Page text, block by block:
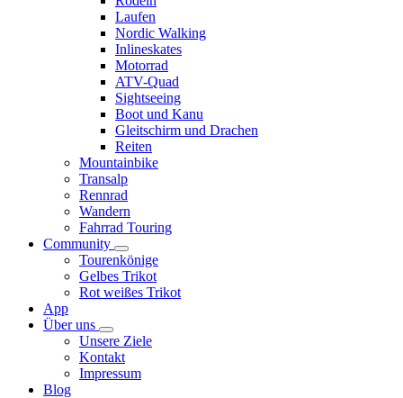
Laufen
Nordic Walking
Inlineskates
Motorrad
ATV-Quad
Sightseeing
Boot und Kanu
Gleitschirm und Drachen
Reiten
Mountainbike
Transalp
Rennrad
Wandern
Fahrrad Touring
Community
Tourenkönige
Gelbes Trikot
Rot weißes Trikot
App
Über uns
Unsere Ziele
Kontakt
Impressum
Blog